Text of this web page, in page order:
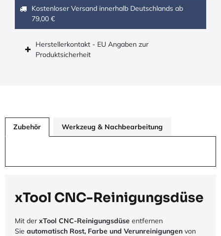
Kostenloser Versand innerhalb Deutschlands ab
79,00 €
Herstellerkontakt - EU Angaben zur
Produktsicherheit
Zubehör Werkzeug & Nachbearbeitung
xTool CNC-Reinigungsdüse
Mit der xTool CNC-Reinigungsdüse entfernen
Sie automatisch Rost, Farbe und Verunreinigungen von